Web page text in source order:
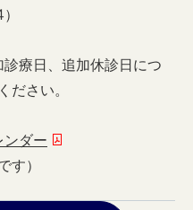
療日、追加休診日につ
ださい。
ダー
す）